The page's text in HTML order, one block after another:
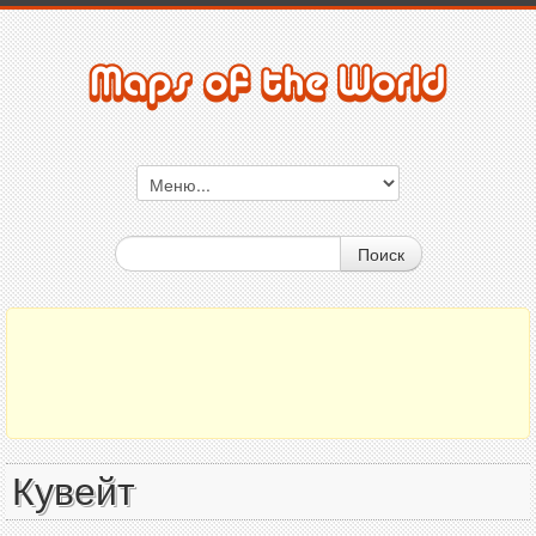
Поиск
Кувейт